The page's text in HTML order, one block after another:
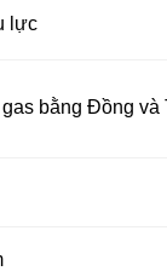
lực
bằng Đồng và